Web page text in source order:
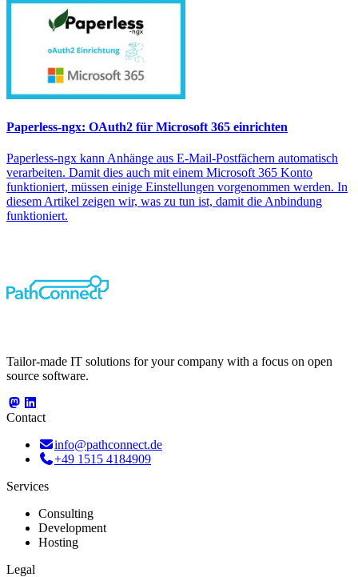
Paperless-ngx: OAuth2 für Microsoft 365 einrichten
Paperless-ngx kann Anhänge aus E-Mail-Postfächern automatisch
verarbeiten. Damit dies auch mit einem Microsoft 365 Konto
funktioniert, müssen einige Einstellungen vorgenommen werden. In
diesem Artikel zeigen wir, was zu tun ist, damit die Anbindung
funktioniert.
Tailor-made IT solutions for your company with a focus on open
source software.
Contact
info@pathconnect.de
+49 1515 4184909
Services
Consulting
Development
Hosting
Legal